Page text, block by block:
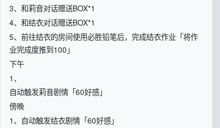
3、和莉音对话赠送BOX*1
4、和结衣对话赠送BOX*1
5、前往结衣的房间使用必胜铅笔后，完成结衣作业「将作
业完成度推到100」
下午
1、
自动触发莉音剧情「60好感」
傍晚
1、自动触发结衣剧情「60好感」